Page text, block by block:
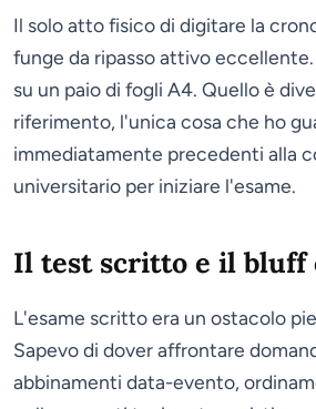
Il solo atto fisico di digitare la
funge da ripasso attivo
su un paio di fogli A4. Quello è
riferimento, l'unica cosa che ho
immediatamente precedenti alla
universitario per iniziare l'esame.
Il test scritto e il bluff
L'esame scritto era un ostacolo
Sapevo di dover affrontare
abbinamenti data-evento,